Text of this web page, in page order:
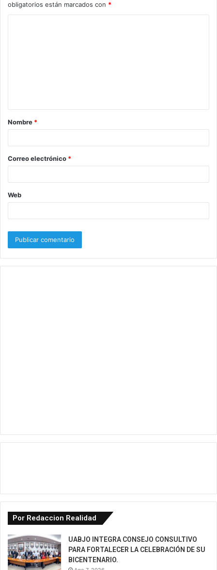
obligatorios están marcados con *
a
r
*
Nombre *
Correo electrónico *
Web
Por Redaccion Realidad
UABJO INTEGRA CONSEJO CONSULTIVO
PARA FORTALECER LA CELEBRACIÓN DE SU
BICENTENARIO.